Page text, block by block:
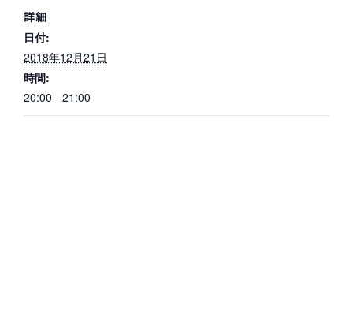
詳細
日付:
2018年12月21日
時間:
20:00 - 21:00